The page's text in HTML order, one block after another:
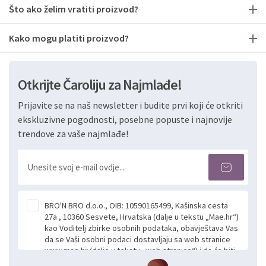
Što ako želim vratiti proizvod?
Kako mogu platiti proizvod?
Otkrijte Čaroliju za Najmlađe!
Prijavite se na naš newsletter i budite prvi koji će otkriti
ekskluzivne pogodnosti, posebne popuste i najnovije
trendove za vaše najmlađe!
BRO'N BRO d.o.o., OIB: 10590165499, Kašinska cesta
27a , 10360 Sesvete, Hrvatska (dalje u tekstu „Mae.hr“)
kao Voditelj zbirke osobnih podataka, obavještava Vas
da se Vaši osobni podaci dostavljaju sa web stranice
www.mae.hr (dalje u tekstu „web stranice“) i da će biti
obrađeni. Prihvaćanjem ove Izjave smatra se da